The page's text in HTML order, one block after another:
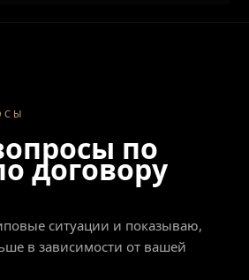
по
договору
ситуации и показываю,
в зависимости от вашей